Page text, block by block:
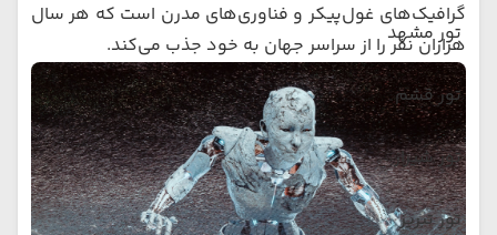
تور مشهد
تور قشم
تور شیراز
تور تبریز
گرافیک‌های غول‌پیکر و فناوری‌های مدرن است که هر سال
هزاران نفر را از سراسر جهان به خود جذب می‌کند.